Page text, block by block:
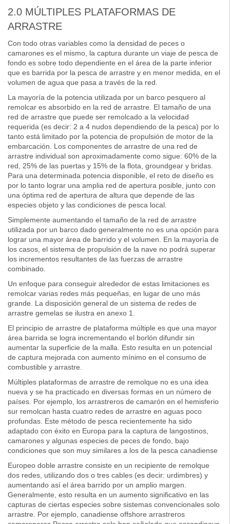
2.0 MÚLTIPLES PLATAFORMAS DE
ARRASTRE
Con todo otras variables como la densidad de peces o
camarones es el mismo, la captura durante un viaje de pesca de
fondo es sobre todo dependiente en el área de la parte inferior
que es barrida por la pesca de arrastre y en menor medida, en el
volumen de agua que pasa a través de la red.
La mayoría de la potencia utilizada por un barco pesquero al
remolcar es absorbido en la red de arrastre. El tamaño de una
red de arrastre que puede ser remolcado a la velocidad
requerida (es decir: 2 a 4 nudos dependiendo de la pesca) por lo
tanto está limitado por la potencia de propulsión de motor de la
embarcación. Los componentes de arrastre de una red de
arrastre individual son aproximadamente como sigue: 60% de la
red, 25% de las puertas y 15% de la flota, groundgear y bridas.
Para una determinada potencia disponible, el reto de diseño es
por lo tanto lograr una amplia red de apertura posible, junto con
una óptima red de apertura de altura que depende de las
especies objeto y las condiciones de pesca local.
Simplemente aumentando el tamaño de la red de arrastre
utilizada por un barco dado generalmente no es una opción para
lograr una mayor área de barrido y el volumen. En la mayoría de
los casos, el sistema de propulsión de la nave no podrá superar
los incrementos resultantes de las fuerzas de arrastre
combinado.
Un enfoque para conseguir alrededor de estas limitaciones es
remolcar varias redes más pequeñas, en lugar de uno más
grande. La disposición general de un sistema de redes de
arrastre gemelas se ilustra en anexo 1.
El principio de arrastre de plataforma múltiple es que una mayor
área barrida se logra incrementando el borlón difundir sin
aumentar la superficie de la malla. Esto resulta en un potencial
de captura mejorada con aumento mínimo en el consumo de
combustible y arrastre.
Múltiples plataformas de arrastre de remolque no es una idea
nueva y se ha practicado en diversas formas en un número de
países. Por ejemplo, los arrastreros de camarón en el hemisferio
sur remolcan hasta cuatro redes de arrastre en aguas poco
profundas. Este método de pesca recientemente ha sido
adaptado con éxito en Europa para la captura de langostinos,
camarones y algunas especies de peces de fondo, bajo
condiciones que son muy similares a los de la pesca canadiense
Europeo doble arrastre consiste en un recipiente de remolque
dos redes, utilizando dos o tres cables (es decir: urdimbres) y
aumentando así el área barrido por un amplio margen.
Generalmente, esto resulta en un aumento significativo en las
capturas de ciertas especies sobre sistemas convencionales solo
arrastre. Por ejemplo, canadiense offshore arrastreros